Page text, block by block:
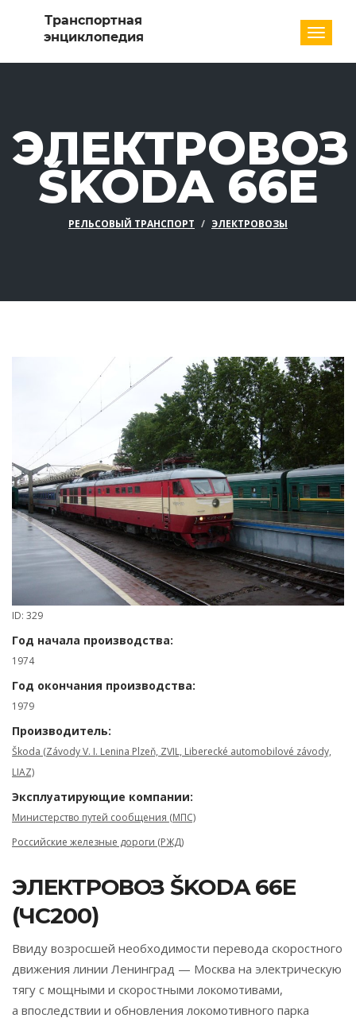
ЭЛЕКТРОВОЗ
ŠKODA 66E
РЕЛЬСОВЫЙ ТРАНСПОРТ ЭЛЕКТРОВОЗЫ
ID: 329
Год начала производства:
1974
Год окончания производства:
1979
Производитель:
Škoda (Závody V. I. Lenina Plzeň, ZVIL, Liberecké automobilové závody,
LIAZ)
Эксплуатирующие компании:
Министерство путей сообщения (МПС)
Российские железные дороги (РЖД)
ЭЛЕКТРОВОЗ ŠKODA 66E
(ЧС200)
Ввиду возросшей необходимости перевода скоростного
движения линии Ленинград — Москва на электрическую
тягу с мощными и скоростными локомотивами,
а впоследствии и обновления локомотивного парка